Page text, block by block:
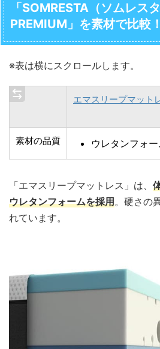
「SOMRESTA（ソムレス
PREMIUM」を素材で比較！
※表は横にスクロールします。
エマスリープマット
素材の品質 ウレタンフォー
「エマスリープマットレス」は、
ウレタンフォームを採用。硬さの
れています。